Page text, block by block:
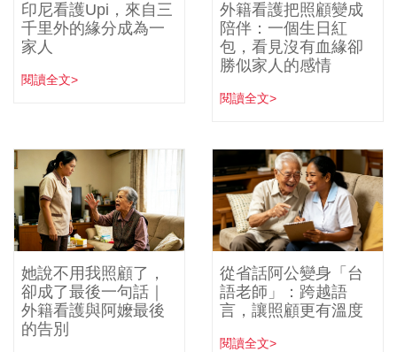
印尼看護Upi，來自三
千里外的緣分成為一
家人
閱讀全文>
外籍看護把照顧變成
陪伴：一個生日紅
包，看見沒有血緣卻
勝似家人的感情
閱讀全文>
她說不用我照顧了，
卻成了最後一句話｜
外籍看護與阿嬤最後
的告別
從省話阿公變身「台
語老師」：跨越語
言，讓照顧更有溫度
閱讀全文>